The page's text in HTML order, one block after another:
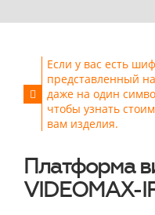
Если у вас есть
представленный
даже на один
чтобы узнать
вам изделия.
Платформа
VIDEOMAX-